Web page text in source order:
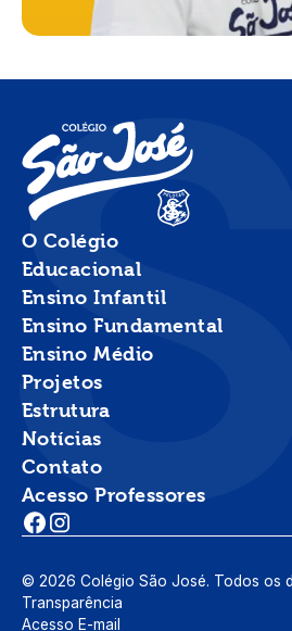
O Colégio
Educacional
Ensino Infantil
Ensino Fundamental
Ensino Médio
Projetos
Estrutura
Notícias
Contato
Acesso Professores
© 2026 Colégio São José. Todos os
Transparência
Acesso E-mail